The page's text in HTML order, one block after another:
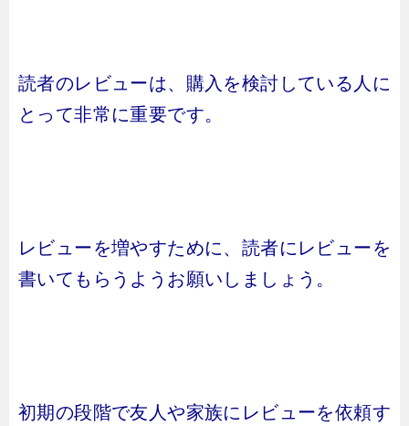
読者のレビューは、購入を検討している人に
とって非常に重要です。
レビューを増やすために、読者にレビューを
書いてもらうようお願いしましょう。
初期の段階で友人や家族にレビューを依頼す